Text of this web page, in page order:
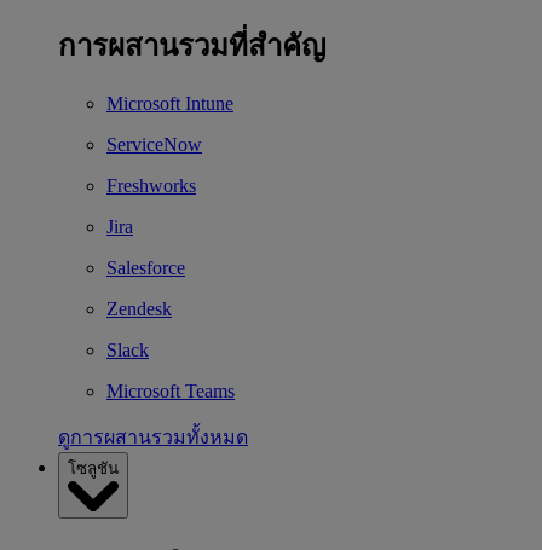
การผสานรวมที่สำคัญ
Microsoft Intune
ServiceNow
Freshworks
Jira
Salesforce
Zendesk
Slack
Microsoft Teams
ดูการผสานรวมทั้งหมด
โซลูชัน